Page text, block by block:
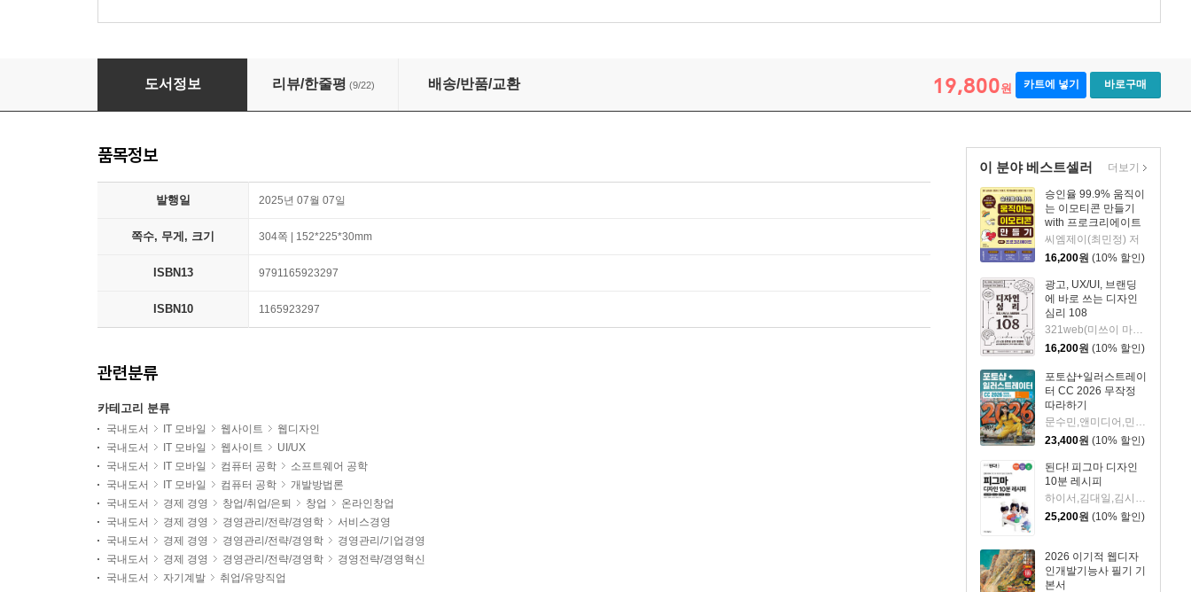
UX×AI 인사이트
도서정보 리뷰/한줄평 (9/22) 배송/반품/교환 19,800원 카트에 넣기 바로구매
이 분야 베스트셀러
승인율 99.9% 움직이
는 이모티콘 만들기
with 프로크리에이트
씨엠제이(최민정) 저
16,200원 (10% 할인)
광고, UX/UI, 브랜딩
에 바로 쓰는 디자인
심리 108
321web(미쓰이 마사유키) 저/김현미 역
16,200원 (10% 할인)
포토샵+일러스트레이
터 CC 2026 무작정
따라하기
문수민,앤미디어,민지영,전은재 공저
23,400원 (10% 할인)
된다! 피그마 디자인
10분 레시피
하이서,김대일,김시원,최유빈 저
25,200원 (10% 할인)
2026 이기적 웹디자
인개발기능사 필기 기
본서
더보기
품목정보
발행일 2025년 07월 07일
쪽수, 무게, 크기 304쪽 | 152*225*30mm
ISBN13 9791165923297
ISBN10 1165923297
관련분류
카테고리 분류
국내도서 IT 모바일 웹사이트
웹디자인
국내도서
IT 모바일 웹사이트
UI/UX
국내도서
IT 모바일 컴퓨터 공학
소프트웨어 공학
국내도서
IT 모바일 컴퓨터 공학
개발방법론
국내도서
경제 경영 창업/취업/은퇴 창업
온라인창업
국내도서
경제 경영 경영관리/전략/경영학
서비스경영
국내도서
경제 경영 경영관리/전략/경영학
경영관리/기업경영
국내도서
경제 경영 경영관리/전략/경영학
경영전략/경영혁신
국내도서
자기계발 취업/유망직업